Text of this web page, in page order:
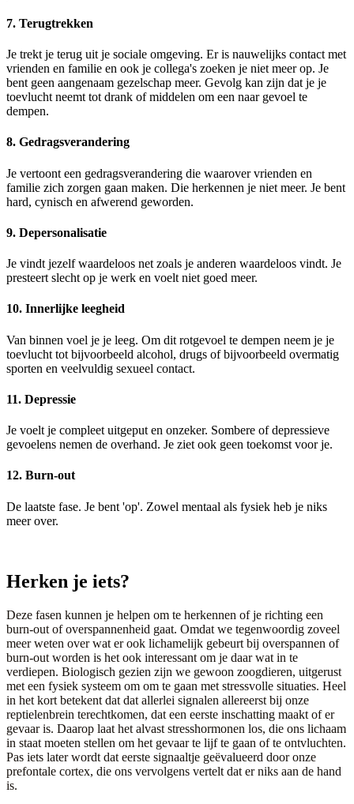
7. Terugtrekken
Je trekt je terug uit je sociale omgeving. Er is nauwelijks contact met
vrienden en familie en ook je collega's zoeken je niet meer op. Je
bent geen aangenaam gezelschap meer. Gevolg kan zijn dat je je
toevlucht neemt tot drank of middelen om een naar gevoel te
dempen.
8. Gedragsverandering
Je vertoont een gedragsverandering die waarover vrienden en
familie zich zorgen gaan maken. Die herkennen je niet meer. Je bent
hard, cynisch en afwerend geworden.
9. Depersonalisatie
Je vindt jezelf waardeloos net zoals je anderen waardeloos vindt. Je
presteert slecht op je werk en voelt niet goed meer.
10. Innerlijke leegheid
Van binnen voel je je leeg. Om dit rotgevoel te dempen neem je je
toevlucht tot bijvoorbeeld alcohol, drugs of bijvoorbeeld overmatig
sporten en veelvuldig sexueel contact.
11. Depressie
Je voelt je compleet uitgeput en onzeker. Sombere of depressieve
gevoelens nemen de overhand. Je ziet ook geen toekomst voor je.
12. Burn-out
De laatste fase. Je bent 'op'. Zowel mentaal als fysiek heb je niks
meer over.
Herken je iets?
Deze fasen kunnen je helpen om te herkennen of je richting een
burn-out of overspannenheid gaat. Omdat we tegenwoordig zoveel
meer weten over wat er ook lichamelijk gebeurt bij overspannen of
burn-out worden is het ook interessant om je daar wat in te
verdiepen. Biologisch gezien zijn we gewoon zoogdieren, uitgerust
met een fysiek systeem om om te gaan met stressvolle situaties. Heel
in het kort betekent dat dat allerlei signalen allereerst bij onze
reptielenbrein terechtkomen, dat een eerste inschatting maakt of er
gevaar is. Daarop laat het alvast stresshormonen los, die ons lichaam
in staat moeten stellen om het gevaar te lijf te gaan of te ontvluchten.
Pas iets later wordt dat eerste signaaltje geëvalueerd door onze
prefontale cortex, die ons vervolgens vertelt dat er niks aan de hand
is.